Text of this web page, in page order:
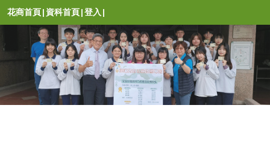
花商首頁| 資科首頁|登入 |